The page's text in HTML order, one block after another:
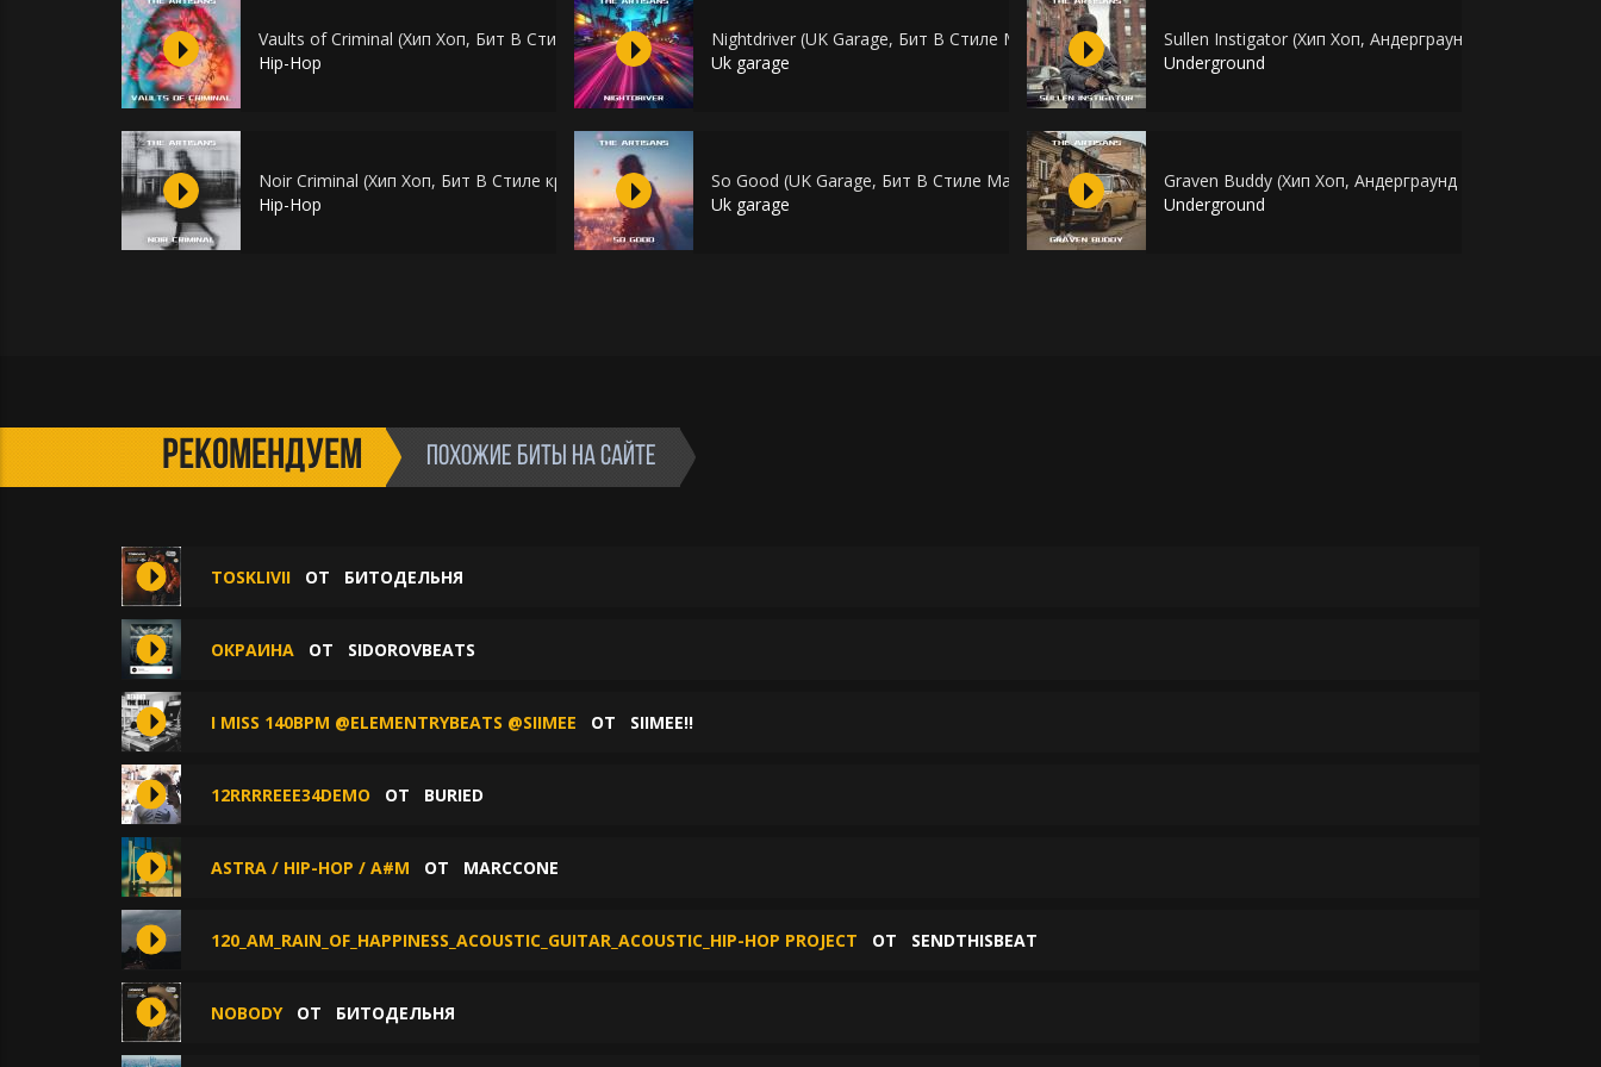
Vaults of Criminal (Хип Хоп, Бит В Стиле криминальный бит x каспийский груз)
Hip-Hop
Nightdriver (UK Garage, Бит В Стиле Markul)
Uk garage
Sullen Instigator (Хип Хоп, Андерграунд Бит В Стиле
Underground
Noir Criminal (Хип Хоп, Бит В Стиле криминальный бит x каспийский груз)
Hip-Hop
So Good (UK Garage, Бит В Стиле Markul x Feduk)
Uk garage
Graven Buddy (Хип Хоп, Андерграунд Бит)
Underground
РЕКОМЕНДУЕМ ПОХОЖИЕ БИТЫ НА САЙТЕ
TOSKLIVII ОТ БИТОДЕЛЬНЯ
ОКРАИНА ОТ SIDOROVBEATS
I MISS 140BPM @ELEMENTRYBEATS @SIIMEE ОТ SIIMEE!!
12RRRREEE34DEMO ОТ BURIED
ASTRA / HIP-HOP / A#M ОТ MARCCONE
120_AM_RAIN_OF_HAPPINESS_ACOUSTIC_GUITAR_ACOUSTIC_HIP-HOP PROJECT ОТ SENDTHISBEAT
NOBODY ОТ БИТОДЕЛЬНЯ